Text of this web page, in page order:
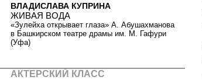
ВЛАДИСЛАВА КУПРИНА
ЖИВАЯ ВОДА
«Зулейха открывает глаза» А. Абушахманова
в Башкирском театре драмы им. М. Гафури
(Уфа)
АКТЕРСКИЙ КЛАСС